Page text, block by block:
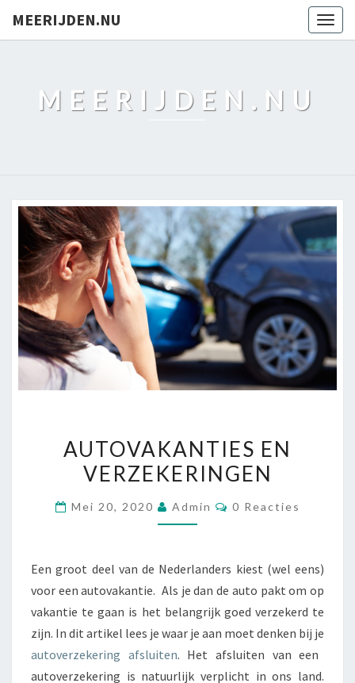
MEERIJDEN.NU
MEERIJDEN.NU
EN
VERZEKERINGEN
AUTOVAKANTIES EN
VERZEKERINGEN
Mei 20, 2020 Admin Reacties
0 Reacties
Een groot deel van de Nederlanders kiest (wel eens)
voor een autovakantie. Als je dan de auto pakt om op
vakantie te gaan is het belangrijk goed verzekerd te
zijn. In dit artikel lees je waar je aan moet denken bij je
autoverzekering afsluiten. Het afsluiten van een
autoverzekering is natuurlijk verplicht in ons land.